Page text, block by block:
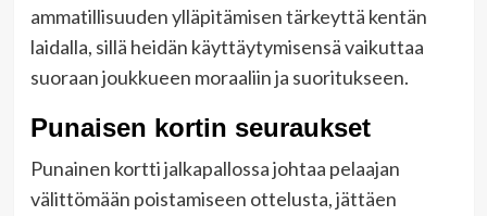
ammatillisuuden ylläpitämisen tärkeyttä kentän
laidalla, sillä heidän käyttäytymisensä vaikuttaa
suoraan joukkueen moraaliin ja suoritukseen.
Punaisen kortin seuraukset
Punainen kortti jalkapallossa johtaa pelaajan
välittömään poistamiseen ottelusta, jättäen